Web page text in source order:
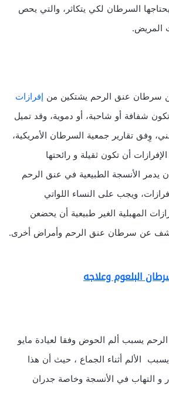
السرطان لكي يتكاثر، والتي يحص
المريض.
من سرطان عنق الرحم يشتكين من إفرازات
شفافة أو شاحبة، أو دموية، وقد تميل
وِفق تقارير جمعية السرطان الأمريكية،
أن تكون ثقيلة و رائحتها
الأنسجة الطبيعية في عنق الرحم
ويجب على النساء اللواتي
المهبلية الغير طبيعية أن يحضعن
عن سرطان عنق الرحم وأمراض أخرى.
البلعوم وعلاجه
يسبب ألم الحوض وفقا لعيادة مايو
الألم أثناء الجماع ، حيث أن هذا
و التهاب في الأنسجة وخاصة جدران